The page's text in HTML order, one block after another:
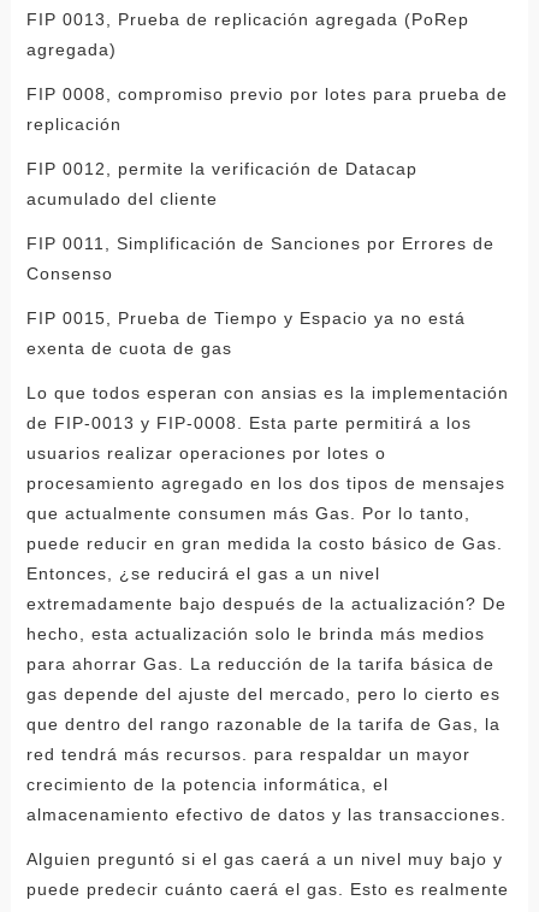
FIP 0013, Prueba de replicación agregada (PoRep
agregada)
FIP 0008, compromiso previo por lotes para prueba de
replicación
FIP 0012, permite la verificación de Datacap
acumulado del cliente
FIP 0011, Simplificación de Sanciones por Errores de
Consenso
FIP 0015, Prueba de Tiempo y Espacio ya no está
exenta de cuota de gas
Lo que todos esperan con ansias es la implementación
de FIP-0013 y FIP-0008. Esta parte permitirá a los
usuarios realizar operaciones por lotes o
procesamiento agregado en los dos tipos de mensajes
que actualmente consumen más Gas. Por lo tanto,
puede reducir en gran medida la costo básico de Gas.
Entonces, ¿se reducirá el gas a un nivel
extremadamente bajo después de la actualización? De
hecho, esta actualización solo le brinda más medios
para ahorrar Gas. La reducción de la tarifa básica de
gas depende del ajuste del mercado, pero lo cierto es
que dentro del rango razonable de la tarifa de Gas, la
red tendrá más recursos. para respaldar un mayor
crecimiento de la potencia informática, el
almacenamiento efectivo de datos y las transacciones.
Alguien preguntó si el gas caerá a un nivel muy bajo y
puede predecir cuánto caerá el gas. Esto es realmente